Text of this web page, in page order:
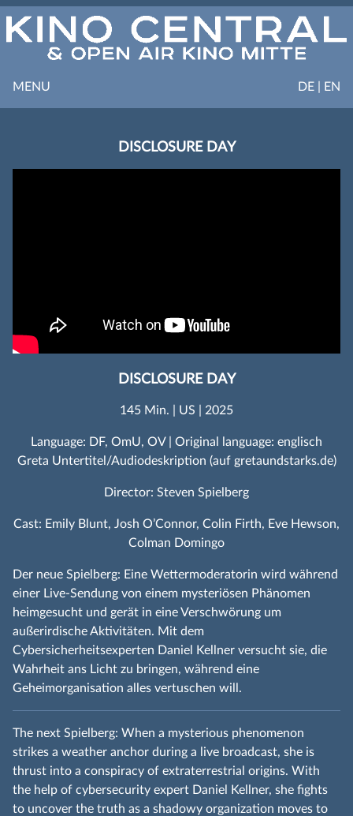
DE | EN
MENU
DISCLOSURE DAY
DISCLOSURE DAY
145 Min. | US | 2025
Language: DF, OmU, OV | Original language: englisch
Greta Untertitel/Audiodeskription (auf gretaundstarks.de)
Director: Steven Spielberg
Cast: Emily Blunt, Josh O’Connor, Colin Firth, Eve Hewson,
Colman Domingo
Der neue Spielberg: Eine Wettermoderatorin wird während
einer Live-Sendung von einem mysteriösen Phänomen
heimgesucht und gerät in eine Verschwörung um
außerirdische Aktivitäten. Mit dem
Cybersicherheitsexperten Daniel Kellner versucht sie, die
Wahrheit ans Licht zu bringen, während eine
Geheimorganisation alles vertuschen will.
The next Spielberg: When a mysterious phenomenon
strikes a weather anchor during a live broadcast, she is
thrust into a conspiracy of extraterrestrial origins. With
the help of cybersecurity expert Daniel Kellner, she fights
to uncover the truth as a shadowy organization moves to